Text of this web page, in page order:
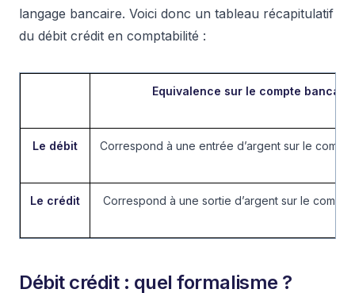
langage bancaire. Voici donc un tableau récapitulatif
du débit crédit en comptabilité :
Equivalence sur le compte bancaire
Le débit Correspond à une entrée d’argent sur le
Le crédit Correspond à une sortie d’argent sur le
Débit crédit : quel formalisme ?